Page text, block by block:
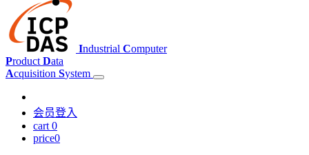
Industrial Computer
Product Data
Acquisition System
会员登入
cart 0
price0